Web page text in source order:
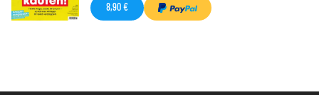
8,90 €